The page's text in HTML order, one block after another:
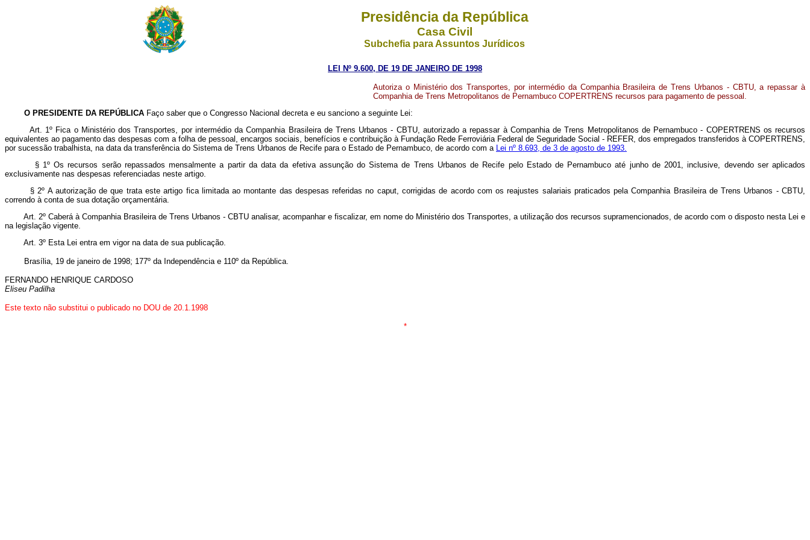
Presidência da República
Casa Civil
Subchefia para Assuntos Jurídicos
LEI Nº 9.600, DE 19 DE JANEIRO DE 1998
Autoriza o Ministério dos Transportes, por intermédio da Companhia Brasileira de Trens Urbanos - CBTU, a repassar à
Companhia de Trens Metropolitanos de Pernambuco COPERTRENS recursos para pagamento de pessoal.
O PRESIDENTE DA REPÚBLICA Faço saber que o Congresso Nacional decreta e eu sanciono a seguinte Lei:
Art. 1º Fica o Ministério dos Transportes, por intermédio da Companhia Brasileira de Trens Urbanos - CBTU, autorizado a repassar à Companhia de Trens Metropolitanos de Pernambuco - COPERTRENS os recursos
equivalentes ao pagamento das despesas com a folha de pessoal, encargos sociais, benefícios e contribuição à Fundação Rede Ferroviária Federal de Seguridade Social - REFER, dos empregados transferidos à COPERTRENS,
por sucessão trabalhista, na data da transferência do Sistema de Trens Urbanos de Recife para o Estado de Pernambuco, de acordo com a Lei nº 8.693, de 3 de agosto de 1993.
§ 1º Os recursos serão repassados mensalmente a partir da data da efetiva assunção do Sistema de Trens Urbanos de Recife pelo Estado de Pernambuco até junho de 2001, inclusive, devendo ser aplicados
exclusivamente nas despesas referenciadas neste artigo.
§ 2º A autorização de que trata este artigo fica limitada ao montante das despesas referidas no caput, corrigidas de acordo com os reajustes salariais praticados pela Companhia Brasileira de Trens Urbanos - CBTU,
correndo à conta de sua dotação orçamentária.
Art. 2º Caberá à Companhia Brasileira de Trens Urbanos - CBTU analisar, acompanhar e fiscalizar, em nome do Ministério dos Transportes, a utilização dos recursos supramencionados, de acordo com o disposto nesta Lei e
na legislação vigente.
Art. 3º Esta Lei entra em vigor na data de sua publicação.
Brasília, 19 de janeiro de 1998; 177º da Independência e 110º da República.
FERNANDO HENRIQUE CARDOSO
Eliseu Padilha
Este texto não substitui o publicado no DOU de 20.1.1998
*